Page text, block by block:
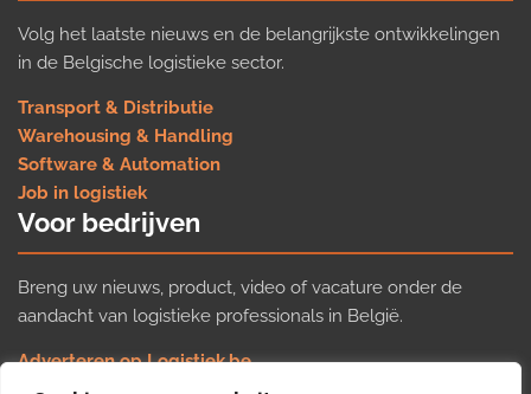
Volg het laatste nieuws en de belangrijkste ontwikkelingen
in de Belgische logistieke sector.
Transport & Distributie
Warehousing & Handling
Software & Automation
Job in logistiek
Voor bedrijven
Breng uw nieuws, product, video of vacature onder de
aandacht van logistieke professionals in België.
Adverteren op Logistiek.be
Nieuws insturen